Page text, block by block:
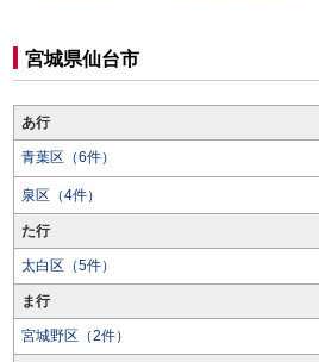
宮城県仙台市
あ行
青葉区（6件）
泉区（4件）
た行
太白区（5件）
ま行
宮城野区（2件）